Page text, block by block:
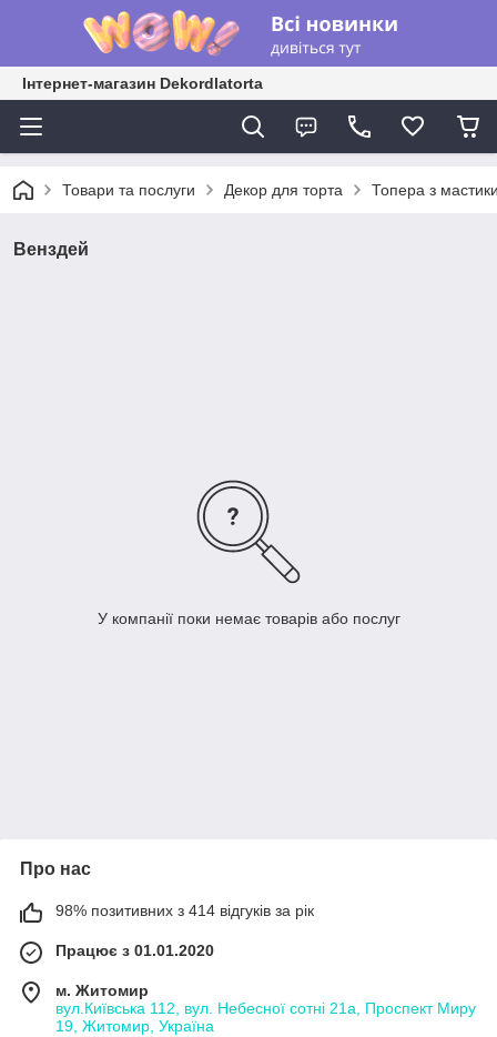
Інтернет-магазин Dekordlatorta
Товари та послуги Декор для торта Топера з
Венздей
У компанії поки немає товарів або послуг
Про нас
98% позитивних з 414 відгуків за рік
Працює з 01.01.2020
м. Житомир
вул.Київська 112, вул. Небесної сотні 21а, Проспект Миру
19, Житомир, Україна